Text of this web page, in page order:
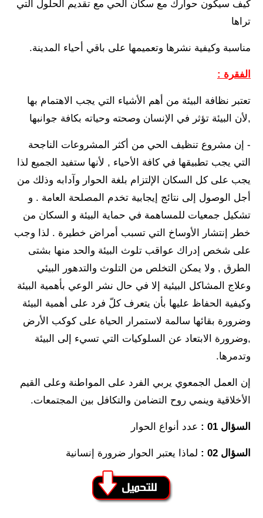
كيف سيكون حوارك مع سكان الحي مع تقديم الحلول التي
تراها
مناسبة وكيفية نشرها وتعميمها على باقي أحياء المدينة.
الفقرة :
تعتبر نظافة البيئة من أهم الأشياء التي يجب الاهتمام بها
,لأن البيئة تؤثر في الإنسان وصحته وحياته بكافة جوانبها
- إن مشروع تنظيف الحي من أكثر المشروعات الناجحة
التي يجب تطبيقها في كافة الأحياء , لأنها ستفيد الجميع لذا
يجب على كل السكان الإلتزام بلغة الحوار وآدابه وذلك من
أجل الوصول إلى نتائج إيجابية تخدم المصلحة العامة . و
تشكيل جمعيات للمساهمة في حماية البيئة و السكان من
خطر إنتشار الأوساخ التي تسبب أمراض خطيرة . لذا وجب
على شخص إدراك عواقب تلوث البيئة والحد منها بشتى
الطرق , ولا يمكن التخلص من التلوث والتدهور البيئي
وعلاج المشاكل البيئية إلا في حال نشر الوعي بأهمية البيئة
وكيفية الحفاظ عليها بأن يتعرف كلّ فرد على أهمية البيئة
وضرورة بقائها سالمة لاستمرار الحياة على كوكب الأرض
,وضرورة الابتعاد عن السلوكيات التي تسيء إلى البيئة
وتدمرها.
إن العمل الجمعوي يربي الفرد على المواطنة وعلى القيم
الأخلاقية وينمي روح التضامن والتكافل بين المجتمعات.
السؤال 01 : عدد أنواع الحوار
السؤال 02 : لماذا يعتبر الحوار ضرورة إنسانية